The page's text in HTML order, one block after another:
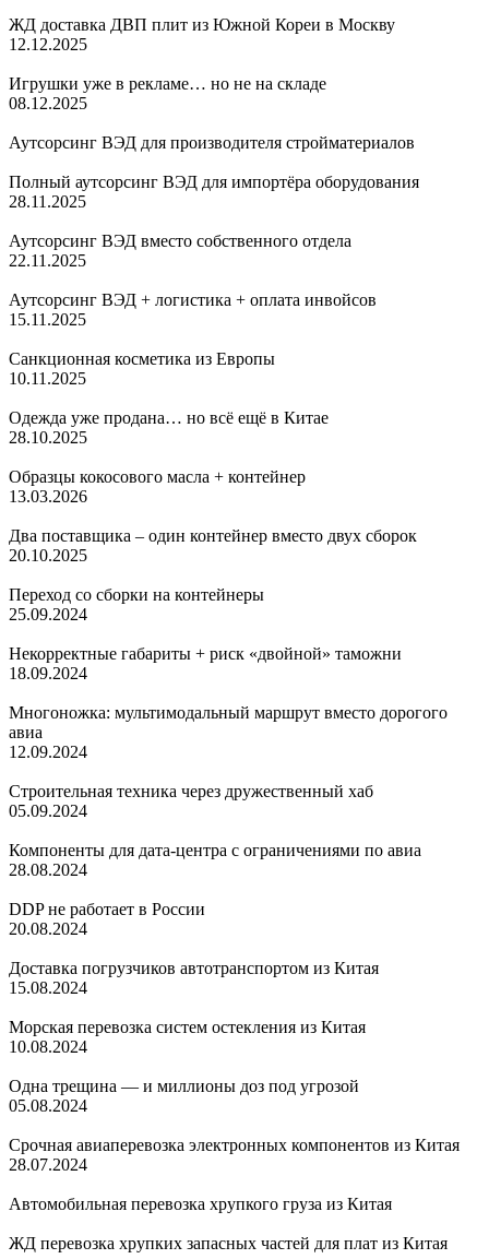
ЖД доставка ДВП плит из Южной Кореи в Москву
12.12.2025
Игрушки уже в рекламе… но не на складе
08.12.2025
Аутсорсинг ВЭД для производителя стройматериалов
Полный аутсорсинг ВЭД для импортёра оборудования
28.11.2025
Аутсорсинг ВЭД вместо собственного отдела
22.11.2025
Аутсорсинг ВЭД + логистика + оплата инвойсов
15.11.2025
Санкционная косметика из Европы
10.11.2025
Одежда уже продана… но всё ещё в Китае
28.10.2025
Образцы кокосового масла + контейнер
13.03.2026
Два поставщика – один контейнер вместо двух сборок
20.10.2025
Переход со сборки на контейнеры
25.09.2024
Некорректные габариты + риск «двойной» таможни
18.09.2024
Многоножка: мультимодальный маршрут вместо дорогого
авиа
12.09.2024
Строительная техника через дружественный хаб
05.09.2024
Компоненты для дата‑центра с ограничениями по авиа
28.08.2024
DDP не работает в России
20.08.2024
Доставка погрузчиков автотранспортом из Китая
15.08.2024
Морская перевозка систем остекления из Китая
10.08.2024
Одна трещина — и миллионы доз под угрозой
05.08.2024
Срочная авиаперевозка электронных компонентов из Китая
28.07.2024
Автомобильная перевозка хрупкого груза из Китая
ЖД перевозка хрупких запасных частей для плат из Китая